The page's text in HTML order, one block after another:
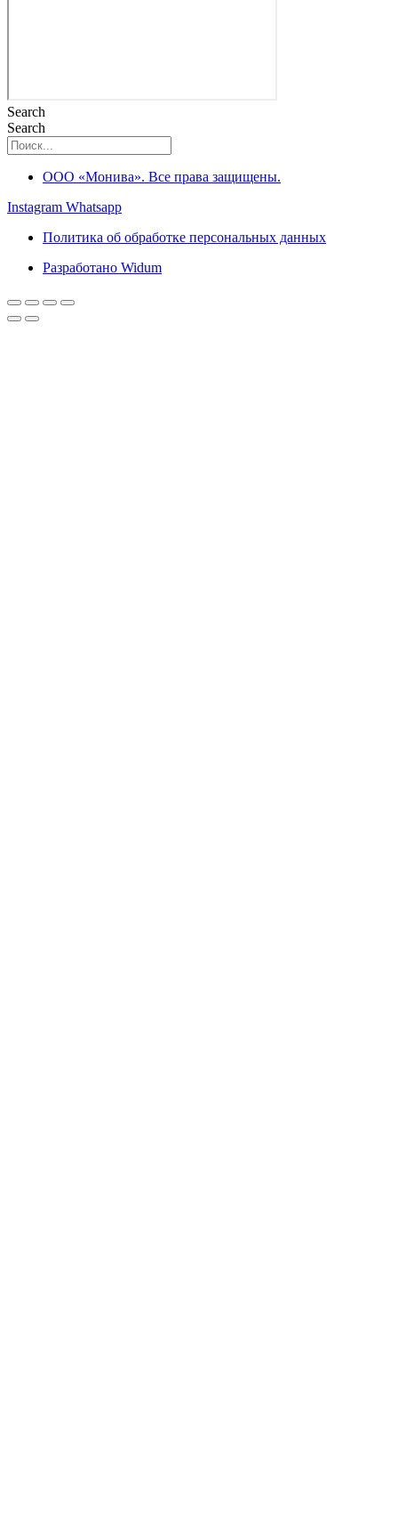
Search
Search
ООО «Монива». Все права защищены.
Instagram Whatsapp
Политика об обработке персональных данных
Разработано Widum